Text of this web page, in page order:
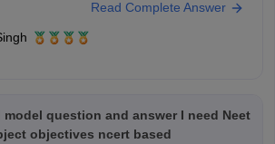
articles/neet-previous-5-years-
articles/neet-question-paper
Read Complete Answer
question and answer I need Neet
objectives ncert based